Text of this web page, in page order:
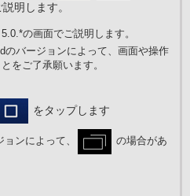
明します。
の画面でご説明します。
のバージョンによって、画面や操作
をご了承願います。
をタップします
ンによって、
の場合があ